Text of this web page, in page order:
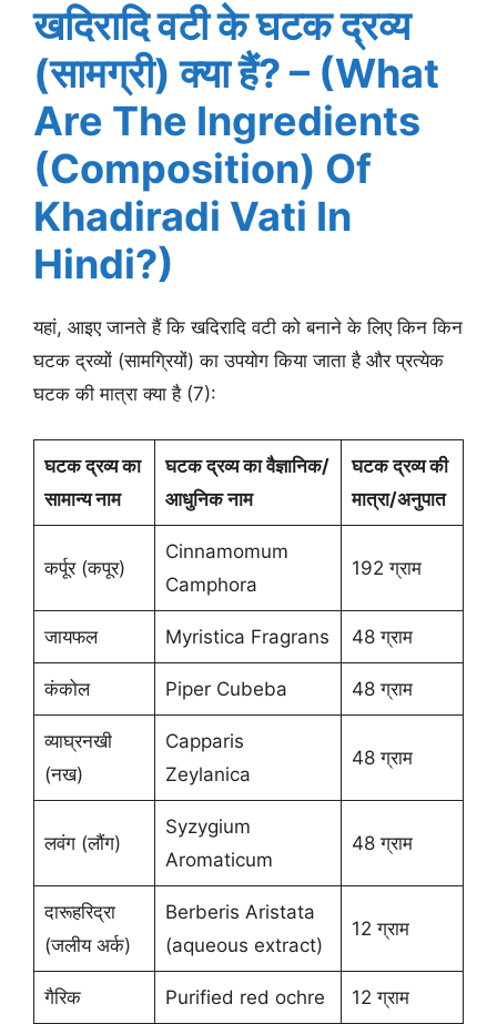
खदिरादि वटी के घटक द्रव्य
(सामग्री) क्या हैं? – (What
Are The Ingredients
(Composition) Of
Khadiradi Vati In
Hindi?)
यहां, आइए जानते हैं कि खदिरादि वटी को बनाने के लिए किन किन
घटक द्रव्यों (सामग्रियों) का उपयोग किया जाता है और प्रत्येक
घटक की मात्रा क्या है (7):
घटक द्रव्य का
सामान्य नाम
घटक द्रव्य का वैज्ञानिक/
आधुनिक नाम
घटक द्रव्य की
मात्रा/अनुपात
कर्पूर (कपूर)
Cinnamomum
Camphora
192 ग्राम
जायफल Myristica Fragrans 48 ग्राम
कंकोल Piper Cubeba 48 ग्राम
व्याघ्रनखी
(नख)
Capparis
Zeylanica
48 ग्राम
लवंग (लौंग)
Syzygium
Aromaticum
48 ग्राम
दारूहरिद्रा
(जलीय अर्क)
Berberis Aristata
(aqueous extract)
12 ग्राम
गैरिक Purified red ochre 12 ग्राम